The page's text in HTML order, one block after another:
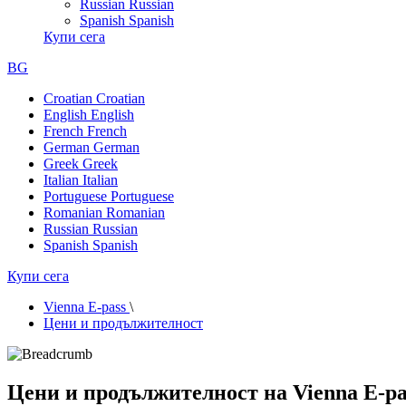
Russian Russian
Spanish Spanish
Купи сега
BG
Croatian Croatian
English English
French French
German German
Greek Greek
Italian Italian
Portuguese Portuguese
Romanian Romanian
Russian Russian
Spanish Spanish
Купи сега
Vienna E-pass \
Цени и продължителност
Цени и продължителност на Vienna E-